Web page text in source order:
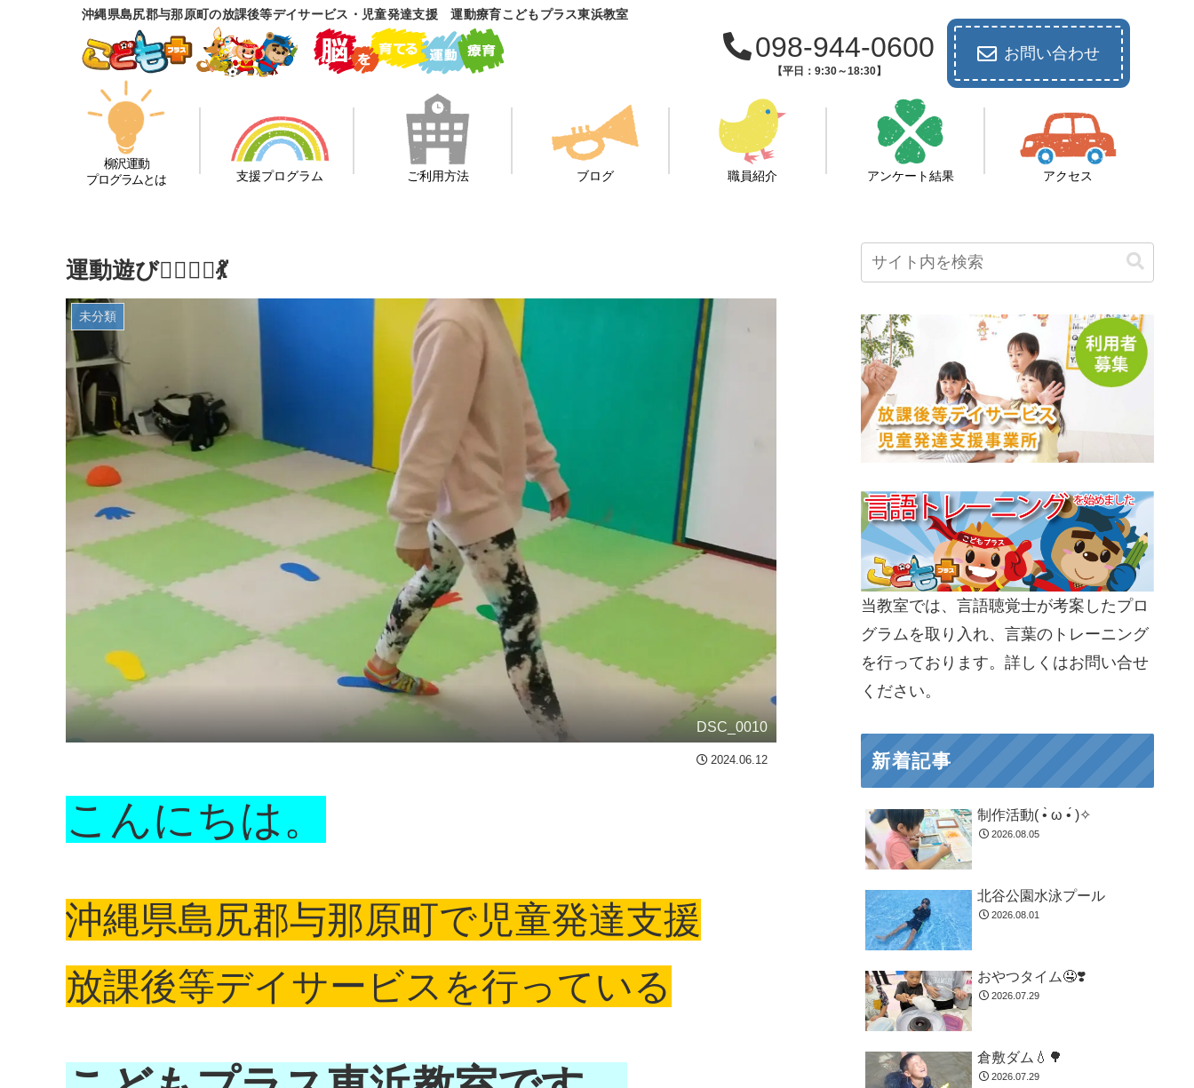
沖縄県島尻郡与那原町の放課後等デイサービス・児童発達支援 運動療育こどもプラス東浜教室
098-944-0600
【平日：9:30～18:30】
お問い合わせ
柳沢運動
プログラムとは
支援プログラム ご利用方法 ブログ 職員紹介 アンケート結果 アクセス
運動遊び🏃‍♀️🤹‍♂️💃
未分類
DSC_0010
2024.06.12
こんにちは。
沖縄県島尻郡与那原町で児童発達支援
放課後等デイサービスを行っている
当教室では、言語聴覚士が考案したプロ
グラムを取り入れ、言葉のトレーニング
を行っております。詳しくはお問い合せ
ください。
新着記事
制作活動( •̀ ω •́ )✧
2026.08.05
北谷公園水泳プール
2026.08.01
おやつタイム🤤❣️
2026.07.29
倉敷ダム💧🌳
2026.07.29